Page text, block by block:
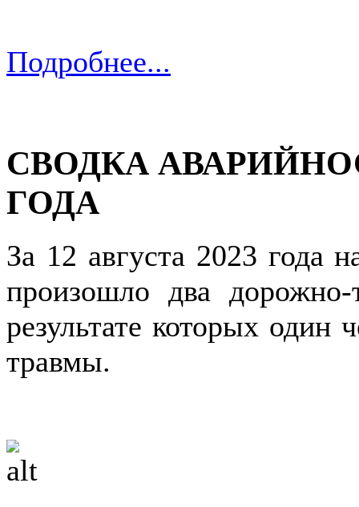
Подробнее...
СВОДКА
ГОДА
За 12 августа 2023 года
произошло два дорожно-
результате которых один
травмы.